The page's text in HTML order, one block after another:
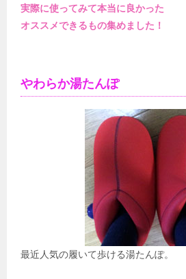
実際に使ってみて本当に良かった
オススメできるもの集めました！
やわらか湯たんぽ
最近人気の履いて歩ける湯たんぽ。